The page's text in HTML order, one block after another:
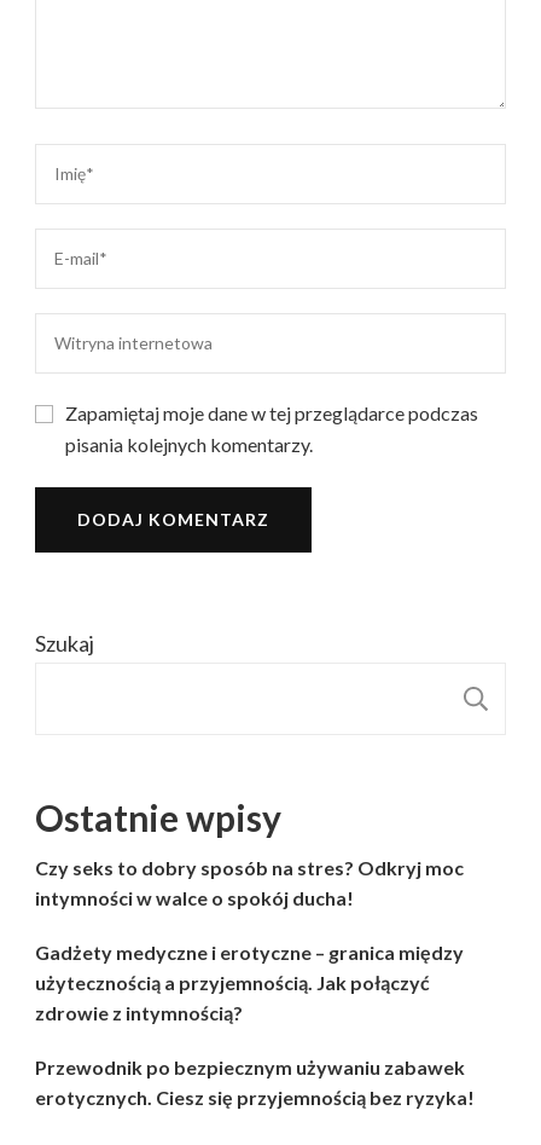
Zapamiętaj moje dane w tej przeglądarce podczas
pisania kolejnych komentarzy.
Szukaj
Ostatnie wpisy
Czy seks to dobry sposób na stres? Odkryj moc
intymności w walce o spokój ducha!
Gadżety medyczne i erotyczne – granica między
użytecznością a przyjemnością. Jak połączyć
zdrowie z intymnością?
Przewodnik po bezpiecznym używaniu zabawek
erotycznych. Ciesz się przyjemnością bez ryzyka!